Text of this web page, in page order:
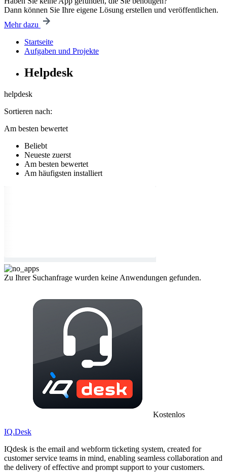
Dann können Sie Ihre eigene Lösung erstellen und veröffentlichen.
Mehr dazu
Startseite
Aufgaben und Projekte
Helpdesk
helpdesk
Sortieren nach:
Am besten bewertet
Beliebt
Neueste zuerst
Am besten bewertet
Am häufigsten installiert
Zu Ihrer Suchanfrage wurden keine Anwendungen gefunden.
Kostenlos
IQ.Desk
IQdesk is the email and webform ticketing system, created for
customer service teams in mind, enabling seamless collaboration and
the delivery of effective and prompt support to your customers.